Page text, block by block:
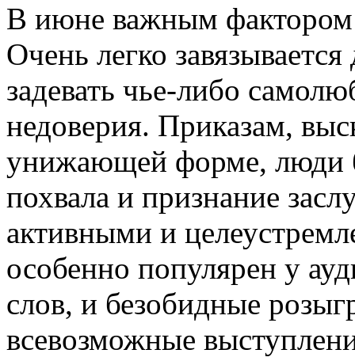
В июне важным фактором
Очень легко
задевать чье-либо
недоверия. Приказам,
унижающей форме, люди
похвала и признание
активными и
особенно популярен у
слов, и безобидные
всевозможные